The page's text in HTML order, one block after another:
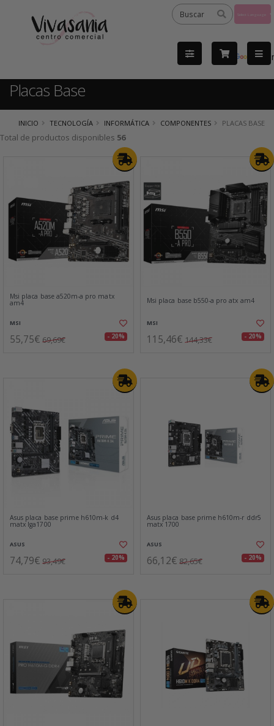
by
Placas Base
INICIO TECNOLOGÍA INFORMÁTICA COMPONENTES PLACAS BASE
Total de productos disponibles 56
Msi placa base a520m-a pro matx
am4
MSI
55,75€ 69,69€ - 20%
Msi placa base b550-a pro atx am4
MSI
115,46€ 144,33€ - 20%
Asus placa base prime h610m-k d4
matx lga1700
ASUS
74,79€ 93,49€ - 20%
Asus placa base prime h610m-r ddr5
matx 1700
ASUS
66,12€ 82,65€ - 20%